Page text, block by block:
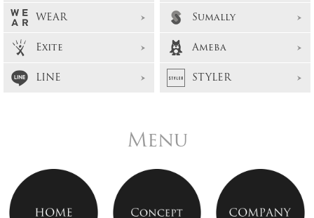
WEAR
Sumally
Exite
Ameba
LINE
STYLER
Menu